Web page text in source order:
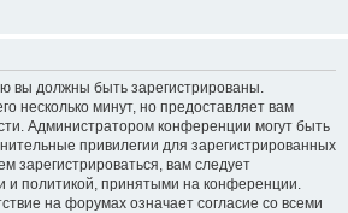
вы должны быть зарегистрированы.
несколько минут, но предоставляет вам
Администратором конференции могут быть
привилегии для зарегистрированных
зарегистрироваться, вам следует
и политикой, принятыми на конференции.
на форумах означает согласие со всеми